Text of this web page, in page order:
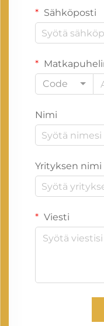
Sähköposti
Code
Nimi
Yrityksen nimi
Viesti